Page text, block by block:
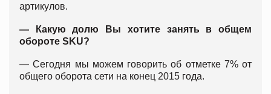
артикулов.
— Какую долю Вы хотите занять в общем
обороте SKU?
— Сегодня мы можем говорить об отметке 7% от
общего оборота сети на конец 2015 года.